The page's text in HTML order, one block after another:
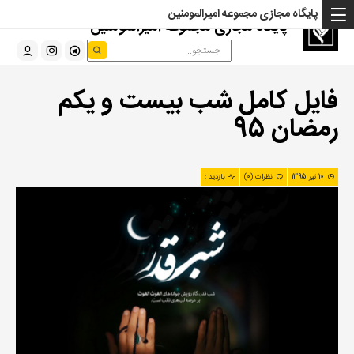
پایگاه مجازی مجموعه امیرالمومنین
پایگاه مجازی مجموعه امیرالمومنین
فایل کامل شب بیست و یکم
رمضان 95
10 تیر 1395 نظرات (0) بازدید :